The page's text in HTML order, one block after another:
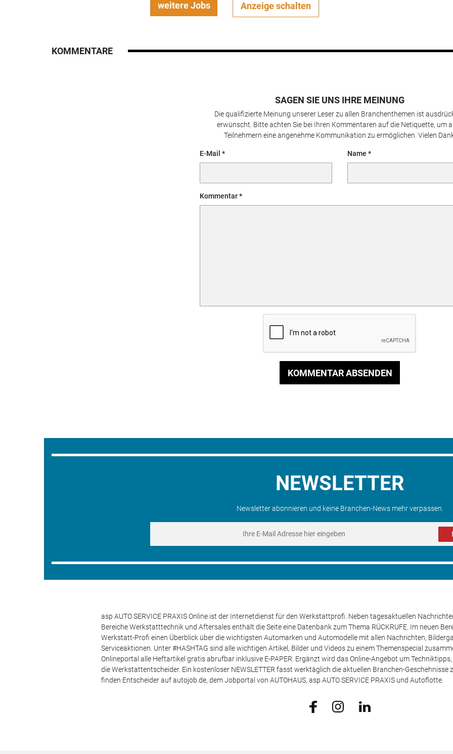
weitere Jobs Anzeige schalten
KOMMENTARE
SAGEN SIE UNS IHRE MEINUNG
Die qualifizierte Meinung unserer Leser zu allen Branchenthemen ist
erwünscht. Bitte achten Sie bei Ihren Kommentaren auf die Netiquette, um
Teilnehmern eine angenehme Kommunikation zu ermöglichen. Vielen
E-Mail Name
Kommentar
KOMMENTAR ABSENDEN
NEWSLETTER
Newsletter abonnieren und keine Branchen-News mehr verpassen.
asp AUTO SERVICE PRAXIS Online ist der Internetdienst für den Werkstattprofi. Neben tagesaktuellen
Bereiche Werkstatttechnik und Aftersales enthält die Seite eine Datenbank zum Thema RÜCKRUFE. Im neuen
Werkstatt-Profi einen Überblick über die wichtigsten Automarken und Automodelle mit allen Nachrichten,
Serviceaktionen. Unter #HASHTAG sind alle wichtigen Artikel, Bilder und Videos zu einem Themenspecial
Onlineportal alle Heftartikel gratis abrufbar inklusive E-PAPER. Ergänzt wird das Online-Angebot um
die Werkstattentscheider. Ein kostenloser NEWSLETTER fasst werktäglich die aktuellen Branchen-
finden Entscheider auf autojob.de, dem Jobportal von AUTOHAUS, asp AUTO SERVICE PRAXIS und Autoflotte.